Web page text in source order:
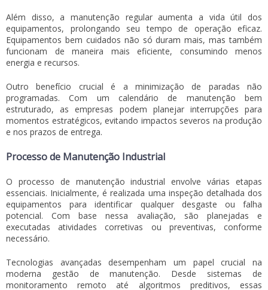
Além disso, a manutenção regular aumenta a vida útil dos
equipamentos, prolongando seu tempo de operação eficaz.
Equipamentos bem cuidados não só duram mais, mas também
funcionam de maneira mais eficiente, consumindo menos
energia e recursos.
Outro benefício crucial é a minimização de paradas não
programadas. Com um calendário de manutenção bem
estruturado, as empresas podem planejar interrupções para
momentos estratégicos, evitando impactos severos na produção
e nos prazos de entrega.
Processo de Manutenção Industrial
O processo de manutenção industrial envolve várias etapas
essenciais. Inicialmente, é realizada uma inspeção detalhada dos
equipamentos para identificar qualquer desgaste ou falha
potencial. Com base nessa avaliação, são planejadas e
executadas atividades corretivas ou preventivas, conforme
necessário.
Tecnologias avançadas desempenham um papel crucial na
moderna gestão de manutenção. Desde sistemas de
monitoramento remoto até algoritmos preditivos, essas